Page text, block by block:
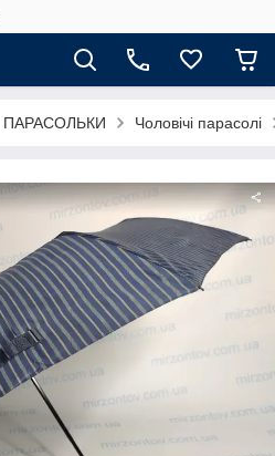
ПАРАСОЛЬКИ Чоловічі парасолі